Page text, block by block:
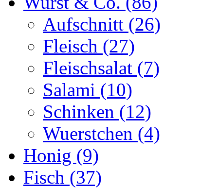
Aufschnitt (26)
Fleisch (27)
Fleischsalat (7)
Salami (10)
Schinken (12)
Wuerstchen (4)
Honig (9)
Fisch (37)